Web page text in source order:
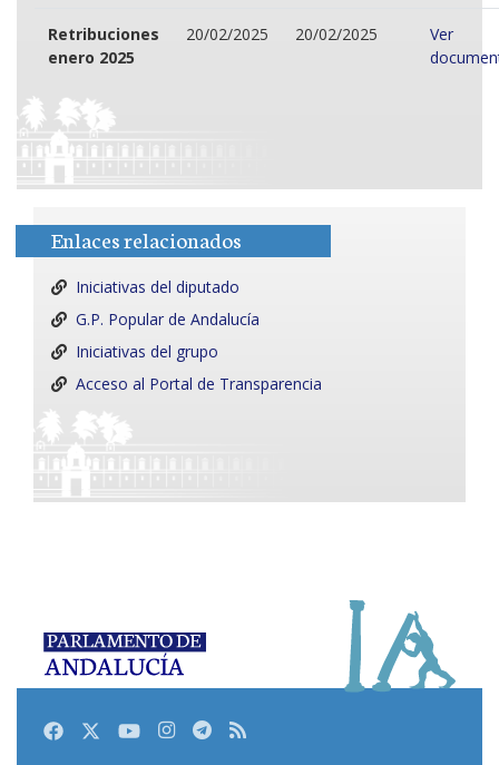
Retribuciones
enero 2025
20/02/2025 20/02/2025
Ver
Enlaces relacionados
Iniciativas del diputado
G.P. Popular de Andalucía
Iniciativas del grupo
Acceso al Portal de Transparencia
FacebookTwitterYoutubeInstagram
Telegram
RSS